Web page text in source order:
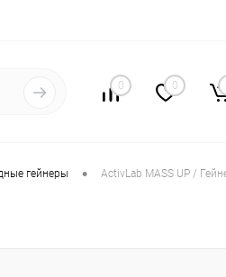
0 0
гейнеры • ActivLab MASS UP /